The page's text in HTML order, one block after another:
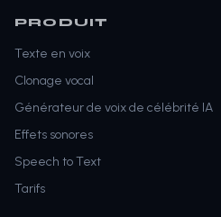
PRODUIT
Texte en voix
Clonage vocal
Générateur de voix de célébrité IA
Effets sonores
Speech to Text
Tarifs